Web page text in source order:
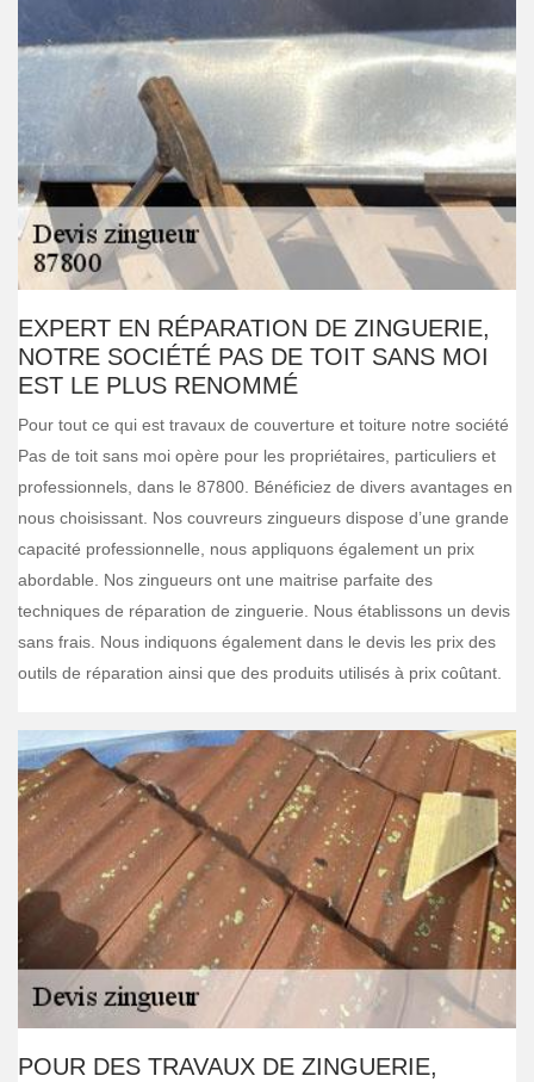
EXPERT EN RÉPARATION DE ZINGUERIE,
NOTRE SOCIÉTÉ PAS DE TOIT SANS MOI
EST LE PLUS RENOMMÉ
Pour tout ce qui est travaux de couverture et toiture notre société
Pas de toit sans moi opère pour les propriétaires, particuliers et
professionnels, dans le 87800. Bénéficiez de divers avantages en
nous choisissant. Nos couvreurs zingueurs dispose d’une grande
capacité professionnelle, nous appliquons également un prix
abordable. Nos zingueurs ont une maitrise parfaite des
techniques de réparation de zinguerie. Nous établissons un devis
sans frais. Nous indiquons également dans le devis les prix des
outils de réparation ainsi que des produits utilisés à prix coûtant.
POUR DES TRAVAUX DE ZINGUERIE,